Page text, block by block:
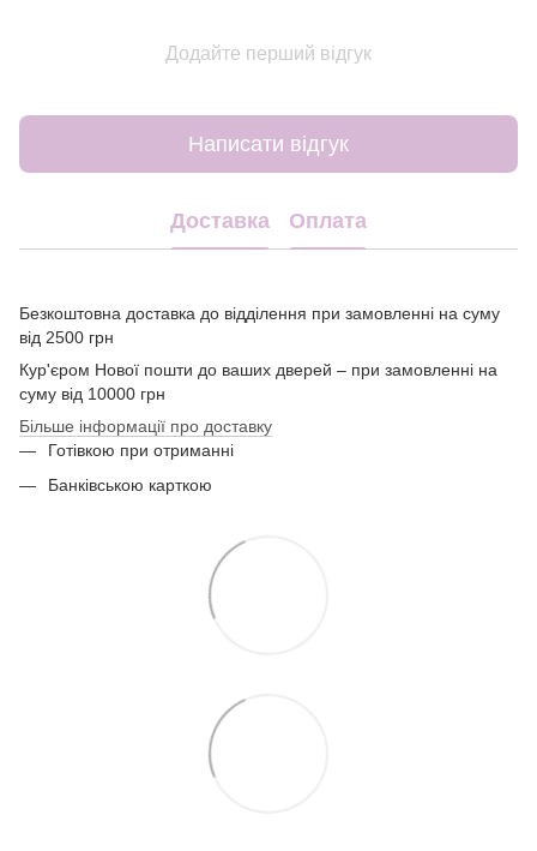
Додайте перший відгук
Написати відгук
Доставка Оплата
Безкоштовна доставка до відділення при замовленні на суму
від 2500 грн
Кур'єром Нової пошти до ваших дверей – при замовленні на
суму від 10000 грн
Більше інформації про доставку
Готівкою при отриманні
Банківською карткою